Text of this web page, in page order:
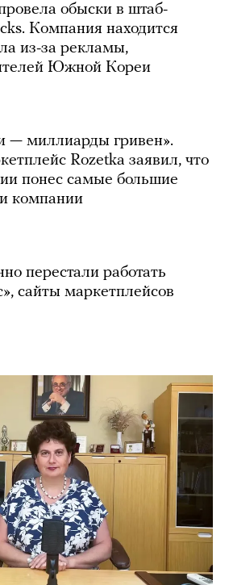
обыски в штаб-
Компания находится
из-за рекламы,
Южной Кореи
— миллиарды гривен».
Rozetka заявил, что
понес самые большие
компании
перестали работать
сайты маркетплейсов